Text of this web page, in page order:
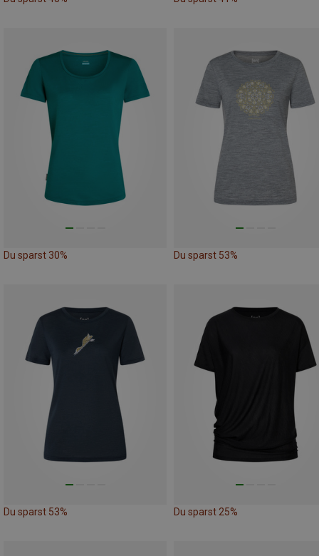
Du sparst 30% Du sparst 53%
Du sparst 53% Du sparst 25%